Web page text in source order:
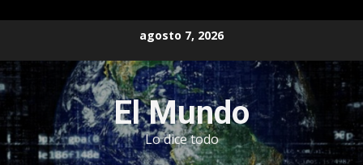
contenido
agosto 7, 2026
El Mundo
Lo dice todo